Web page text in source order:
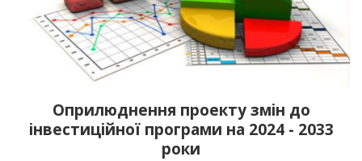
Оприлюднення проекту змін до
інвестиційної програми на 2024 - 2033
роки